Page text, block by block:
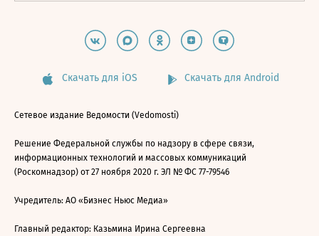
Скачать для iOS Скачать для Android
Сетевое издание Ведомости (Vedomosti)
Решение Федеральной службы по надзору в сфере связи,
информационных технологий и массовых коммуникаций
(Роскомнадзор) от 27 ноября 2020 г. ЭЛ № ФС 77-79546
Учредитель: АО «Бизнес Ньюс Медиа»
Главный редактор: Казьмина Ирина Сергеевна